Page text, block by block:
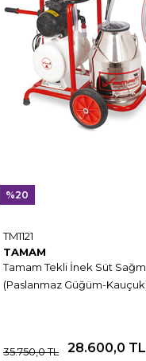
TAMAM
Tamam Tekli İnek Süt
(Paslanmaz Güğüm-
TM1121
28.600,0 TL
35.750,0 TL
%20